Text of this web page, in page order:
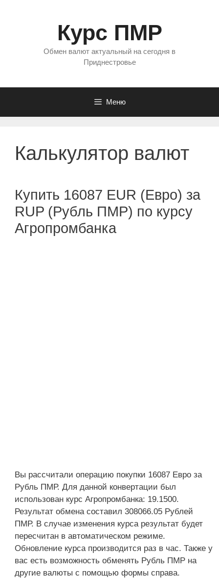
Курс ПМР
Обмен валют актуальный на сегодня в
Приднестровье
Меню
Калькулятор валют
Купить 16087 EUR (Евро) за
RUP (Рубль ПМР) по курсу
Агропромбанка
Вы рассчитали операцию покупки 16087 Евро за
Рубль ПМР. Для данной конвертации был
использован курс Агропромбанка: 19.1500.
Результат обмена составил 308066.05 Рублей
ПМР. В случае изменения курса результат будет
пересчитан в автоматическом режиме.
Обновление курса производится раз в час. Также у
вас есть возможность обменять Рубль ПМР на
другие валюты с помощью формы справа.